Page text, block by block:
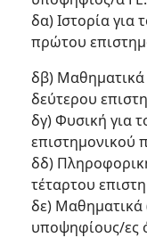
δα) Ιστορία για
πρώτου
δβ) Μαθηματικά
δεύτερου
δγ) Φυσική για
επιστημονικού
δδ)
τέταρτου
δε) Μαθηματικά
υποψηφίους/ες